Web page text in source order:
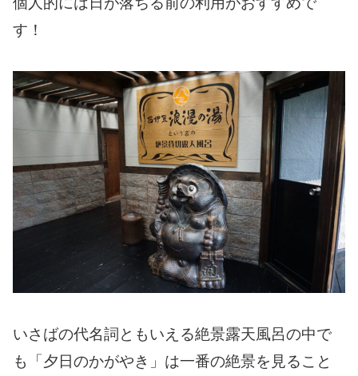
す！
いさばの代名詞ともいえる絶景露天風呂の中で
も「夕日のかがやき」は一番の絶景を見ること